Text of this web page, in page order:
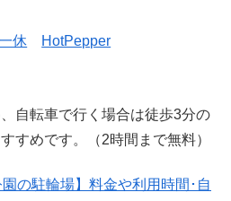
休
HotPepper
自転車で行く場合は徒歩3分の
すめです。（2時間まで無料）
園の駐輪場】料金や利用時間･自